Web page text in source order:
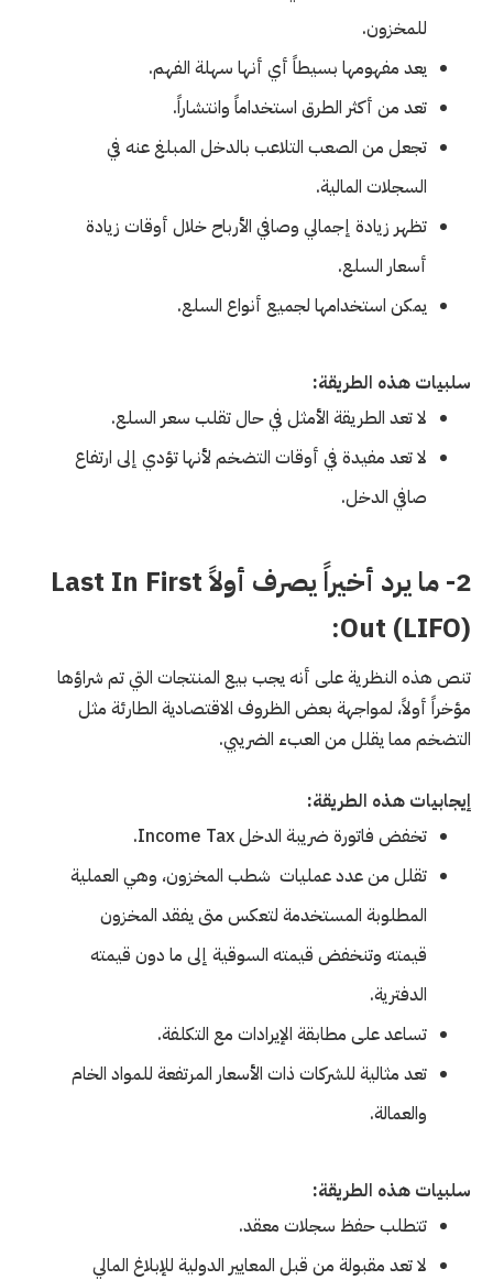
للمخزون.
يعد مفهومها بسيطاً أي أنها سهلة الفهم.
تعد من أكثر الطرق استخداماً وانتشاراً.
تجعل من الصعب التلاعب بالدخل المبلغ عنه في
السجلات المالية.
تظهر زيادة إجمالي وصافي الأرباح خلال أوقات زيادة
أسعار السلع.
يمكن استخدامها لجميع أنواع السلع.
سلبيات هذه الطريقة:
لا تعد الطريقة الأمثل في حال تقلب سعر السلع.
لا تعد مفيدة في أوقات التضخم لأنها تؤدي إلى ارتفاع
صافي الدخل.
2- ما يرد أخيراً يصرف أولاً Last In First
Out (LIFO):
تنص هذه النظرية على أنه يجب بيع المنتجات التي تم شراؤها
مؤخراً أولاً، لمواجهة بعض الظروف الاقتصادية الطارئة مثل
التضخم مما يقلل من العبء الضريبي.
إيجابيات هذه الطريقة:
تخفض فاتورة ضريبة الدخل Income Tax.
تقلل من عدد عمليات شطب المخزون، وهي العملية
المطلوبة المستخدمة لتعكس متى يفقد المخزون
قيمته وتنخفض قيمته السوقية إلى ما دون قيمته
الدفترية.
تساعد على مطابقة الإيرادات مع التكلفة.
تعد مثالية للشركات ذات الأسعار المرتفعة للمواد الخام
والعمالة.
سلبيات هذه الطريقة:
تتطلب حفظ سجلات معقد.
لا تعد مقبولة من قبل المعايير الدولية للإبلاغ المالي